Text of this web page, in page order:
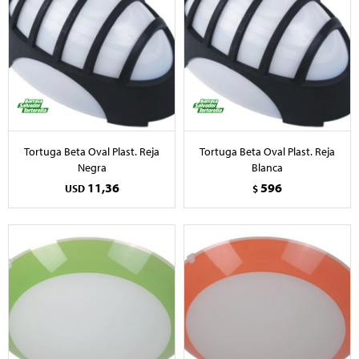
Tortuga Beta Oval Plast. Reja
Negra
USD 11,36
Tortuga Beta Oval Plast. Reja
Blanca
$596